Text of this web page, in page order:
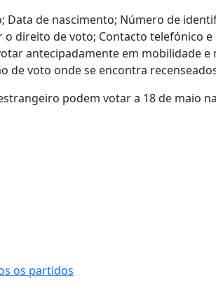
de nascimento; Número de
direito de voto; Contacto telefónico
antecipadamente em mobilidade e
de voto onde se encontra
podem votar a 18 de maio
os partidos